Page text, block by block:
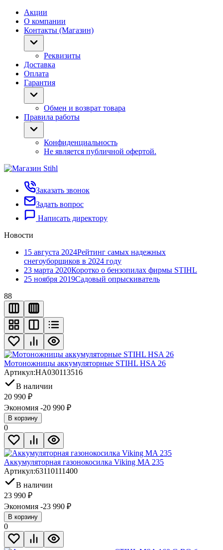
Акции
О компании
Контакты (Магазин)
Реквизиты
Доставка
Оплата
Гарантия
Обмен и возврат товара
Правила работы
Конфиденциальность
Не является публичной офертой.
Заказать звонок
Задать вопрос
Написать директору
Новости
15 августа 2024Рейтинг самых надежных
снегоуборщиков в 2024 году
23 марта 2020Коротко о бензопилах фирмы STIHL
25 ноября 2019Садовый опрыскиватель
88
Мотоножницы аккумуляторные STIHL HSA 26
Артикул:HA030113516
В наличии
20 990 ₽
Экономия -20 990 ₽
В корзину
0
Аккумуляторная газонокосилка Viking MA 235
Артикул:63110111400
В наличии
23 990 ₽
Экономия -23 990 ₽
В корзину
0